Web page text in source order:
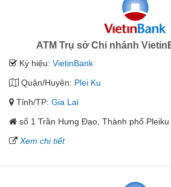
ATM Trụ sở Chi nhánh
Ký hiệu: VietinBank
Quận/Huyện: Plei Ku
Tỉnh/TP: Gia Lai
số 1 Trần Hưng Đạo, Thành phố Pleiku
Xem chi tiết